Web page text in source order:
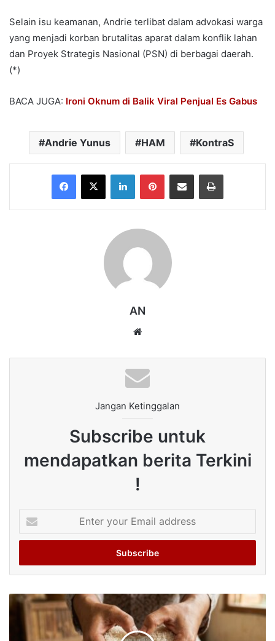
Selain isu keamanan, Andrie terlibat dalam advokasi warga
yang menjadi korban brutalitas aparat dalam konflik lahan
dan Proyek Strategis Nasional (PSN) di berbagai daerah.
(*)
BACA JUGA: Ironi Oknum di Balik Viral Penjual Es Gabus
Andrie Yunus HAM KontraS
Facebook
X LinkedInPinterestShare via Email Print
AN
Jangan Ketinggalan
Subscribe untuk
mendapatkan berita Terkini
!
your
Email